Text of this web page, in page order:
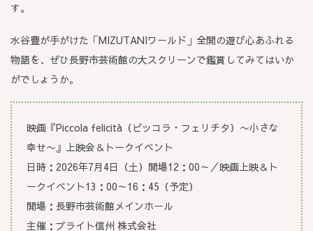
す。
水谷豊が手がけた「MIZUTANIワールド」全開の遊び心あふれる
物語を、ぜひ長野市芸術館の大スクリーンで鑑賞してみてはいか
がでしょうか。
映画『Piccola felicità（ピッコラ・フェリチタ）〜小さな
幸せ〜』上映会＆トークイベント
日時：2026年7月4日（土）開場12：00～／映画上映＆ト
ークイベント13：00～16：45（予定）
開場：長野市芸術館メインホール
主催：ブライト信州 株式会社